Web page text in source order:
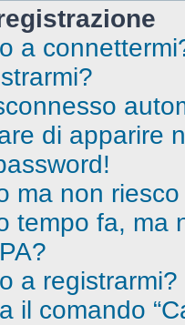
a
di apparire
ma non
tempo fa, ma
a registrarmi?
il comando